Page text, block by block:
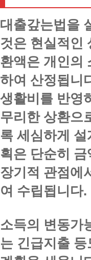
대출갚는법을
것은 현실적인
환액은 개인의
하여 산정됩니
생활비를 반영
무리한 상환으
록 세심하게 설
획은 단순히
장기적 관점에
여 수립됩니다.
소득의 변동가
는 긴급지출